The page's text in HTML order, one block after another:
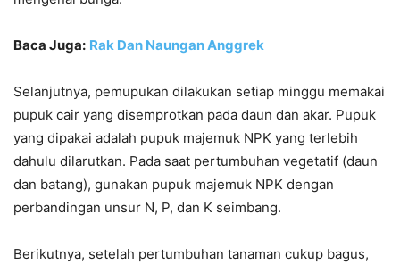
Baca Juga: Rak Dan Naungan Anggrek
Selanjutnya, pemupukan dilakukan setiap minggu memakai
pupuk cair yang disemprotkan pada daun dan akar. Pupuk
yang dipakai adalah pupuk majemuk NPK yang terlebih
dahulu dilarutkan. Pada saat pertumbuhan vegetatif (daun
dan batang), gunakan pupuk majemuk NPK dengan
perbandingan unsur N, P, dan K seimbang.
Berikutnya, setelah pertumbuhan tanaman cukup bagus,